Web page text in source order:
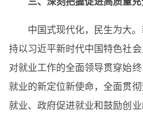
中国式现代化，民生为大
持以习近平新时代中国特色社
对就业工作的全面领导贯穿始
就业的新定位新使命，全面贯
就业、政府促进就业和鼓励创